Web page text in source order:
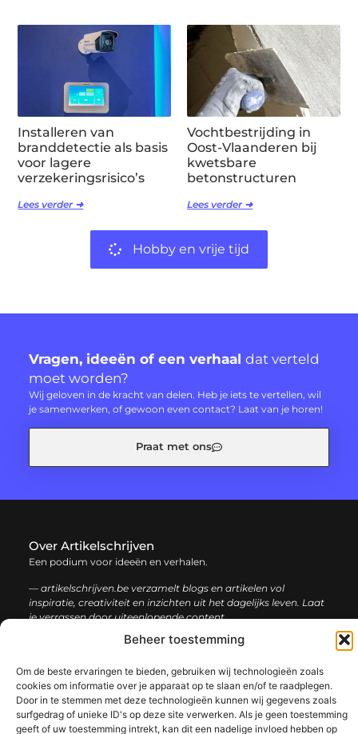
Beheer toestemming
Om de beste ervaringen te bieden, gebruiken wij technologieën zoals
cookies om informatie over je apparaat op te slaan en/of te raadplegen.
Door in te stemmen met deze technologieën kunnen wij gegevens zoals
surfgedrag of unieke ID's op deze site verwerken. Als je geen toestemming
geeft of uw toestemming intrekt, kan dit een nadelige invloed hebben op
Installeren van
branddetectie als basis
voor lagere
verzekeringsrisico’s
Lees verder ➜
Vochtbestrijding in
Oost-Vlaanderen bij
kwetsbare
betonstructuren
Lees verder ➜
Hobby en vrije tijd
Vragen, ideeën of een verhaal dat verteld
moet worden?
Wij geloven in de kracht van delen. Heb je iets te vertellen, wil
je samenwerken, of gewoon even contact? Laat van je horen!
Praat met ons
Over Artikelschrijven
Een podium voor ideeën en verhalen.
— artikelschrijven.be verzamelt blogs en artikelen vol
inspiratie, creativiteit en inzichten uit het dagelijks leven. Laat
je verrassen door uiteenlopende content.
informatie